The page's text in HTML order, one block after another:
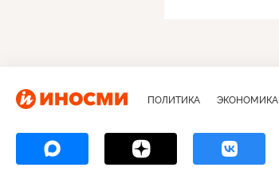
ПОЛИТИКА ЭКОНОМИКА